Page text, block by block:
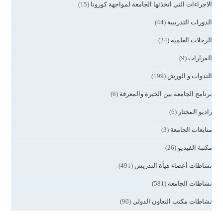
الاجراءات التي اتخذتها الجامعة لمواجهة كورونا (15)
الدورات التدريبية (44)
الرحلات العلمية (24)
القرارات (9)
الندوات و الورش (199)
برنامج الجامعة بين الخبرة والمعرفة (6)
راديو المختار (6)
متابعات الجامعة (3)
مكتبة الفيديو (26)
نشاطات أعضاء هيأة التدريس (491)
نشاطات الجامعة (581)
نشاطات مكتب التعاون الدولي (90)